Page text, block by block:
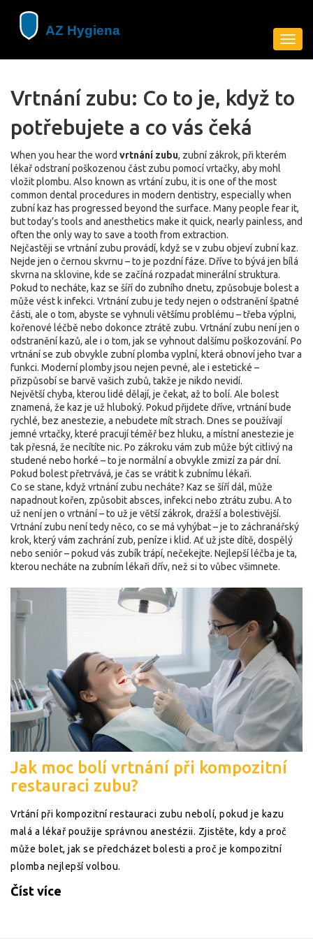
Vrtnání zubu: Co to je, když to
potřebujete a co vás čeká
When you hear the word vrtnání zubu, zubní zákrok, při kterém
lékař odstraní poškozenou část zubu pomocí vrtačky, aby mohl
vložit plombu. Also known as vrtání zubu, it is one of the most
common dental procedures in modern dentistry, especially when
zubní kaz has progressed beyond the surface. Many people fear it,
but today’s tools and anesthetics make it quick, nearly painless, and
often the only way to save a tooth from extraction.
Nejčastěji se vrtnání zubu provádí, když se v zubu objeví zubní kaz.
Nejde jen o černou skvrnu – to je pozdní fáze. Dříve to bývá jen bílá
skvrna na sklovine, kde se začíná rozpadat minerální struktura.
Pokud to necháte, kaz se šíří do zubního dnetu, způsobuje bolest a
může vést k infekci. Vrtnání zubu je tedy nejen o odstranění špatné
části, ale o tom, abyste se vyhnuli většímu problému – třeba výplni,
kořenové léčbě nebo dokonce ztrátě zubu. Vrtnání zubu není jen o
odstranění kazů, ale i o tom, jak se vyhnout dalšímu poškozování. Po
vrtnání se zub obvykle zubní plomba vyplní, která obnoví jeho tvar a
funkci. Moderní plomby jsou nejen pevné, ale i estetické –
přizpůsobí se barvě vašich zubů, takže je nikdo nevidí.
Největší chyba, kterou lidé dělají, je čekat, až to bolí. Ale bolest
znamená, že kaz je už hluboký. Pokud přijdete dříve, vrtnání bude
rychlé, bez anestezie, a nebudete mít strach. Dnes se používají
jemné vrtačky, které pracují téměř bez hluku, a místní anestezie je
tak přesná, že necítíte nic. Po zákroku vám zub může být citlivý na
studené nebo horké – to je normální a obvykle zmizí za pár dní.
Pokud bolest přetrvává, je čas se vrátit k zubnímu lékaři.
Co se stane, když vrtnání zubu necháte? Kaz se šíří dál, může
napadnout kořen, způsobit absces, infekci nebo ztrátu zubu. A to
už není jen o vrtnání – to už je větší zákrok, dražší a bolestivější.
Vrtnání zubu není tedy něco, co se má vyhýbat – je to záchranářský
krok, který vám zachrání zub, peníze i klid. Ať už jste dítě, dospělý
nebo seniór – pokud vás zubík trápí, nečekejte. Nejlepší léčba je ta,
kterou necháte na zubním lékaři dřív, než si to vůbec všimnete.
Jak moc bolí vrtnání při kompozitní
restauraci zubu?
Vrtání při kompozitní restauraci zubu nebolí, pokud je kazu
malá a lékař použije správnou anestézii. Zjistěte, kdy a proč
může bolet, jak se předcházet bolesti a proč je kompozitní
plomba nejlepší volbou.
Číst více